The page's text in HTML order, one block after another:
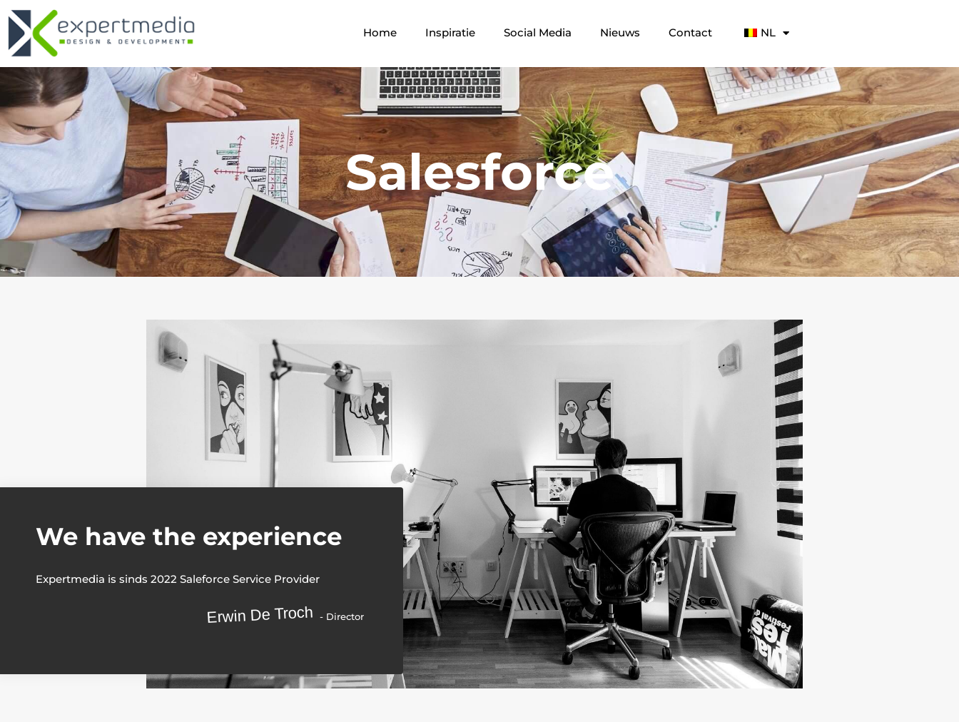
Home Inspiratie Social Media Nieuws Contact NL
Salesforce
We have the experience
Expertmedia is sinds 2022 Saleforce Service Provider
Erwin De Troch - Director